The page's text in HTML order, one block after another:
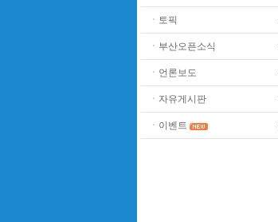
ㆍ토픽
ㆍ부산오픈소식
ㆍ언론보도
ㆍ자유게시판
ㆍ이벤트